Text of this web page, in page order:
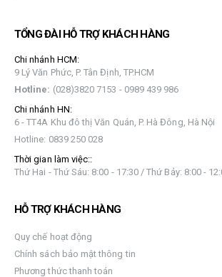
TỔNG ĐÀI HỖ TRỢ KHÁCH HÀNG
Chi nhánh HCM:
9 Lý Văn Phức, P. Tân Định, TP.HCM
Hotline: (028)3820 7153 - 0989 439 986
Chi nhánh HN:
6 - TT4A Khu đô thị Văn Quán, P. Hà Đông, Hà Nội
Hotline: 0839 250 028
Thời gian làm việc::
Thứ Hai - Thứ Sáu: 8:00 - 17:30 / Thứ Bảy: 8:00 -
HỖ TRỢ KHÁCH HÀNG
Quy chế hoạt động
Chính sách bảo mật thông tin
Phương thức thanh toán